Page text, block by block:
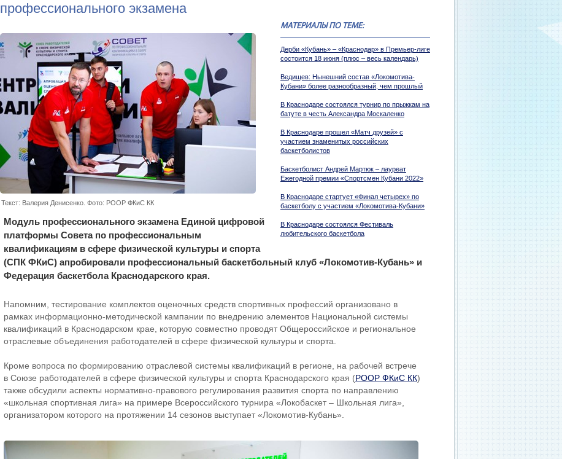
профессионального экзамена
МАТЕРИАЛЫ ПО ТЕМЕ:
Дерби «Кубань» – «Краснодар» в Премьер-лиге
состоится 18 июня (плюс – весь календарь)
Ведищев: Нынешний состав «Локомотива-
Кубани» более разнообразный, чем прошлый
В Краснодаре состоялся турнир по прыжкам на
батуте в честь Александра Москаленко
В Краснодаре прошел «Матч друзей» с
участием знаменитых российских
баскетболистов
Баскетболист Андрей Мартюк – лауреат
Ежегодной премии «Спортсмен Кубани 2022»
В Краснодаре стартует «Финал четырех» по
баскетболу с участием «Локомотива-Кубани»
В Краснодаре состоялся Фестиваль
любительского баскетбола
Текст: Валерия Денисенко. Фото: РООР ФКиС КК
Модуль профессионального экзамена Единой цифровой
платформы Совета по профессиональным
квалификациям в сфере физической культуры и спорта
(СПК ФКиС) апробировали профессиональный баскетбольный клуб «Локомотив-Кубань» и
Федерация баскетбола Краснодарского края.
Напомним, тестирование комплектов оценочных средств спортивных профессий организовано в
рамках информационно-методической кампании по внедрению элементов Национальной системы
квалификаций в Краснодарском крае, которую совместно проводят Общероссийское и региональное
отраслевые объединения работодателей в сфере физической культуры и спорта.
Кроме вопроса по формированию отраслевой системы квалификаций в регионе, на рабочей встрече
в Союзе работодателей в сфере физической культуры и спорта Краснодарского края (РООР ФКиС КК)
также обсудили аспекты нормативно-правового регулирования развития спорта по направлению
«школьная спортивная лига» на примере Всероссийского турнира «Локобаскет – Школьная лига»,
организатором которого на протяжении 14 сезонов выступает «Локомотив-Кубань».